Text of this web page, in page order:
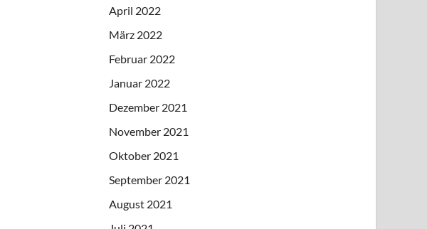
April 2022
März 2022
Februar 2022
Januar 2022
Dezember 2021
November 2021
Oktober 2021
September 2021
August 2021